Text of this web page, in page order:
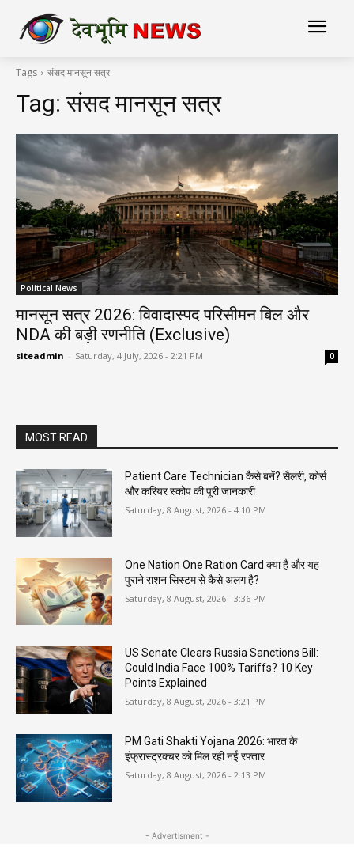
Tags संसद मानसून सत्र
Tag:संसद मानसून सत्र
Political News
मानसून सत्र 2026: विवादास्पद परिसीमन बिल और
NDA की बड़ी रणनीति (Exclusive)
siteadmin - Saturday, 4 July, 2026 - 2:21 PM 0
MOST READ
Patient Care Technician कैसे बनें? सैलरी, कोर्स
और करियर स्कोप की पूरी जानकारी
Saturday, 8 August, 2026 - 4:10 PM
One Nation One Ration Card क्या है और यह
पुराने राशन सिस्टम से कैसे अलग है?
Saturday, 8 August, 2026 - 3:36 PM
US Senate Clears Russia Sanctions Bill:
Could India Face 100% Tariffs? 10 Key
Points Explained
Saturday, 8 August, 2026 - 3:21 PM
PM Gati Shakti Yojana 2026: भारत के
इंफ्रास्ट्रक्चर को मिल रही नई रफ्तार
Saturday, 8 August, 2026 - 2:13 PM
- Advertisment -